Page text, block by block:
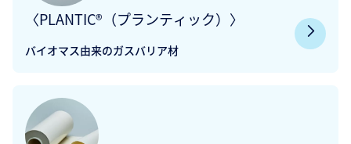
〈PLANTIC®（プランティック）〉
バイオマス由来のガスバリア材